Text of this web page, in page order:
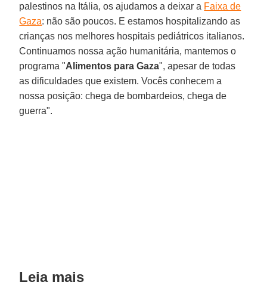
palestinos na Itália, os ajudamos a deixar a Faixa de
Gaza: não são poucos. E estamos hospitalizando as
crianças nos melhores hospitais pediátricos italianos.
Continuamos nossa ação humanitária, mantemos o
programa "Alimentos para Gaza", apesar de todas
as dificuldades que existem. Vocês conhecem a
nossa posição: chega de bombardeios, chega de
guerra".
Leia mais